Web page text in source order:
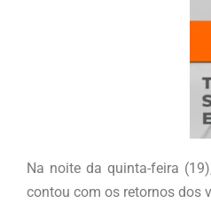
Na noite da quinta-feira
contou com os retornos dos